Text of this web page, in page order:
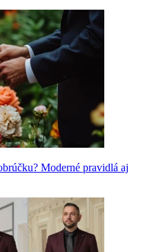
Moderné pravidlá aj